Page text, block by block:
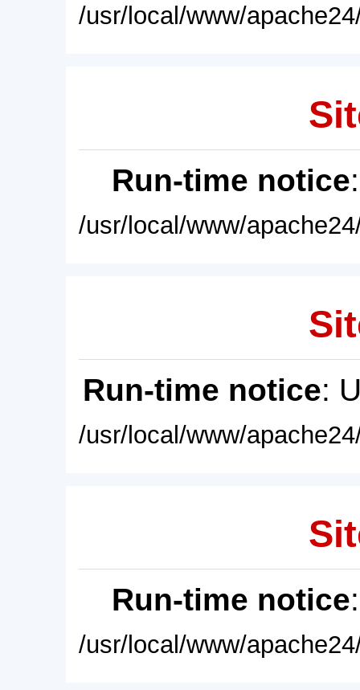
/usr/local/www/
Run-time notice
/usr/local/www/
Run-time notice:
/usr/local/www/
Run-time notice
/usr/local/www/